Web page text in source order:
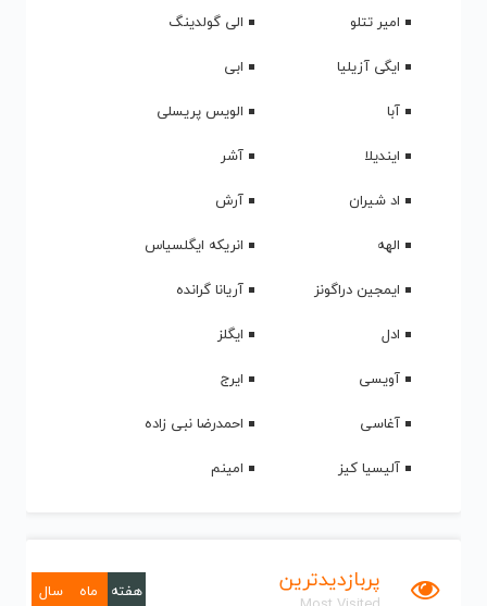
امیر تتلو
الی گولدینگ
ایگی آزیلیا
ابی
آبا
الویس پریسلی
ایندیلا
آشر
اد شیران
آرش
الهه
انریکه ایگلسیاس
ایمجین دراگونز
آریانا گرانده
ادل
ایگلز
آویسی
ایرج
آغاسی
احمدرضا نبی زاده
آلیسیا کیز
امینم
پربازدیدترین هفته ماه سال